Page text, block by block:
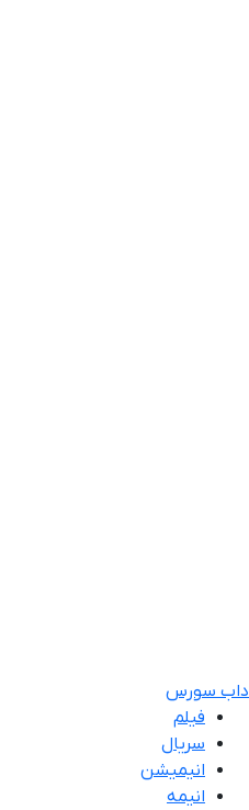
داب سورس
فیلم
سریال
انیمیشن
انیمه